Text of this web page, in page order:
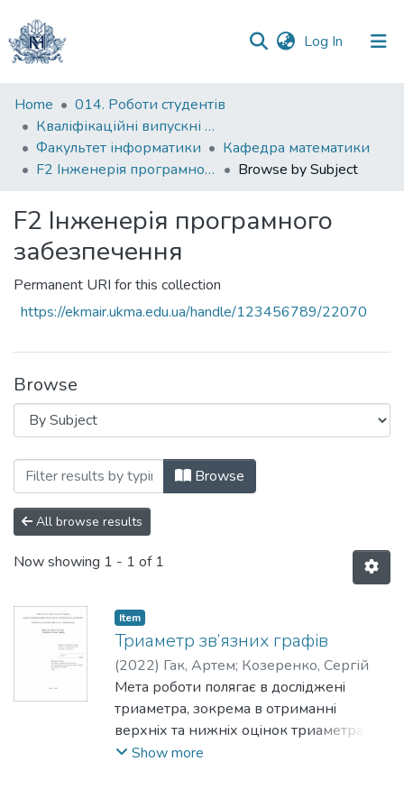
Log In (current)
Communities
&
Collections
Home
014. Роботи студентів
Кваліфікаційні випускні роботи здобувачів вищої освіти бакалаврських програм
Факультет інформатики
Кафедра математики
F2 Інженерія програмного забезпечення
Browse by Subject
F2 Інженерія програмного
забезпечення
Permanent URI for this collection
https://ekmair.ukma.edu.ua/handle/123456789/22070
Browse
Browsing F2 Інженерія програмного
Browse
All browse results
Now showing 1 - 1 of 1
Item
Триаметр зв’язних графiв
(2022) Гак, Артем; Козеренко, Сергій
Мета роботи полягає в дослiдженi
триаметра, зокрема в отриманнi
верхнiх та нижнiх оцiнок триаметра в
термiнах рiзних графовим параметрiв.
Show more